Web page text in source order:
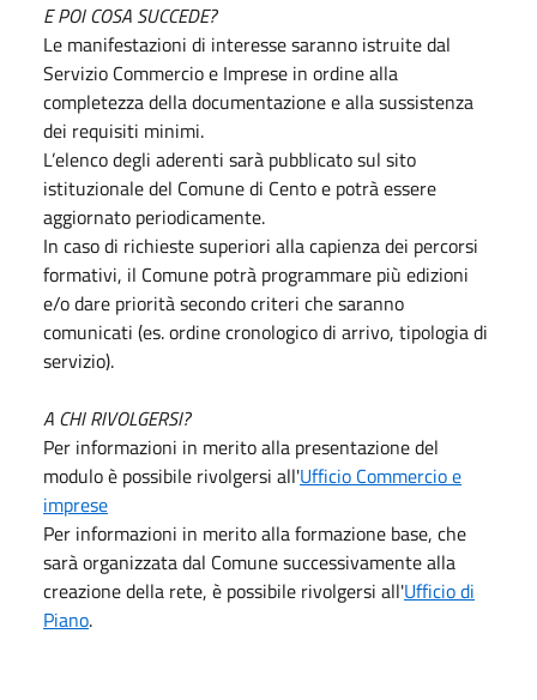
E POI COSA SUCCEDE?
Le manifestazioni di interesse saranno istruite dal
Servizio Commercio e Imprese in ordine alla
completezza della documentazione e alla sussistenza
dei requisiti minimi.
L’elenco degli aderenti sarà pubblicato sul sito
istituzionale del Comune di Cento e potrà essere
aggiornato periodicamente.
In caso di richieste superiori alla capienza dei percorsi
formativi, il Comune potrà programmare più edizioni
e/o dare priorità secondo criteri che saranno
comunicati (es. ordine cronologico di arrivo, tipologia di
servizio).
A CHI RIVOLGERSI?
Per informazioni in merito alla presentazione del
modulo è possibile rivolgersi all'Ufficio Commercio e
imprese
Per informazioni in merito alla formazione base, che
sarà organizzata dal Comune successivamente alla
creazione della rete, è possibile rivolgersi all'Ufficio di
Piano.